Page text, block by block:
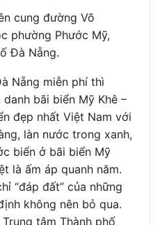
cung đường Võ
phường Phước Mỹ,
Đà Nẵng.
Nẵng miễn phí thì
bãi biển Mỹ Khê –
đẹp nhất Việt Nam với
làn nước trong xanh,
biển ở bãi biển Mỹ
là ấm áp quanh năm.
“đáp đất” của những
không nên bỏ qua.
tâm Thành phố